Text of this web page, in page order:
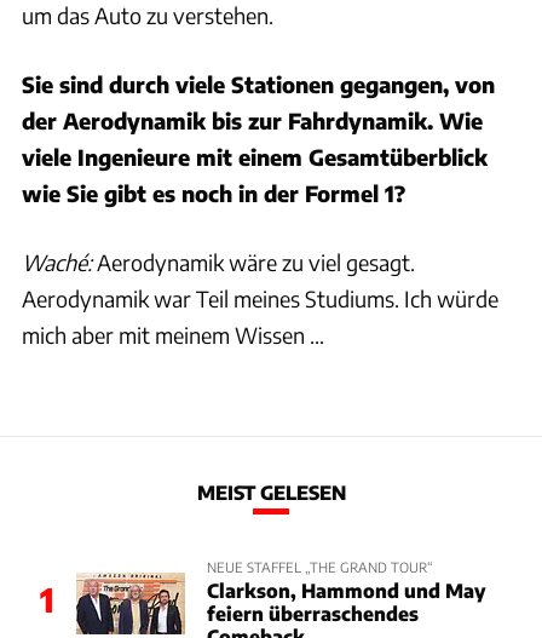
um das Auto zu verstehen.
Sie sind durch viele Stationen gegangen, von
der Aerodynamik bis zur Fahrdynamik. Wie
viele Ingenieure mit einem Gesamtüberblick
wie Sie gibt es noch in der Formel 1?
Waché:Aerodynamik wäre zu viel gesagt.
Aerodynamik war Teil meines Studiums. Ich würde
mich aber mit meinem Wissen ...
MEIST GELESEN
1
NEUE STAFFEL „THE GRAND TOUR“
Clarkson, Hammond und May
feiern überraschendes